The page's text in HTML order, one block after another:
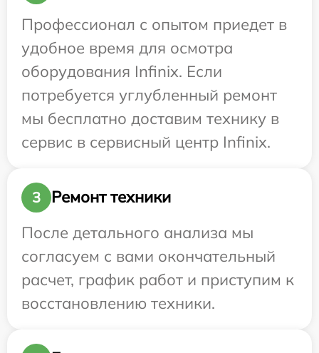
Профессионал с опытом приедет в
удобное время для осмотра
оборудования Infinix. Если
потребуется углубленный ремонт
мы бесплатно доставим технику в
сервис в сервисный центр Infinix.
3
Ремонт техники
После детального анализа мы
согласуем с вами окончательный
расчет, график работ и приступим к
восстановлению техники.